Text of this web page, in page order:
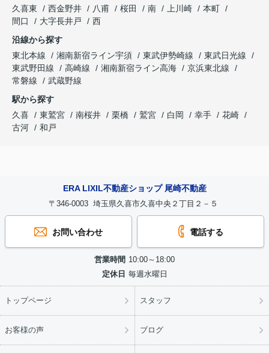
久喜東
西金野井 八甫 桜田 南 上川崎
本町
間口
大字長井戸
西
沿線から探す
東北本線
湘南新宿ライン宇須 東武伊勢崎線
東武日光線
東武野田線
高崎線 湘南新宿ライン高海
京浜東北線
常磐線
武蔵野線
駅から探す
久喜
東鷲宮 南桜井 栗橋 鷲宮 白岡 幸手
花崎
古河
和戸
ERA LIXIL不動産ショップ 尾崎不動産
〒346-0003 埼玉県久喜市久喜中央２丁目２－５
お問い合わせ 電話する
営業時間 10:00～18:00
定休日 毎週水曜日
トップページ スタッフ
お客様の声 ブログ